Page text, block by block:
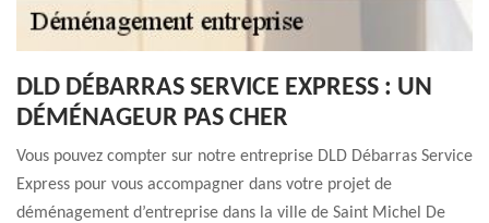
DLD DÉBARRAS SERVICE EXPRESS : UN
DÉMÉNAGEUR PAS CHER
Vous pouvez compter sur notre entreprise DLD Débarras Service
Express pour vous accompagner dans votre projet de
déménagement d’entreprise dans la ville de Saint Michel De